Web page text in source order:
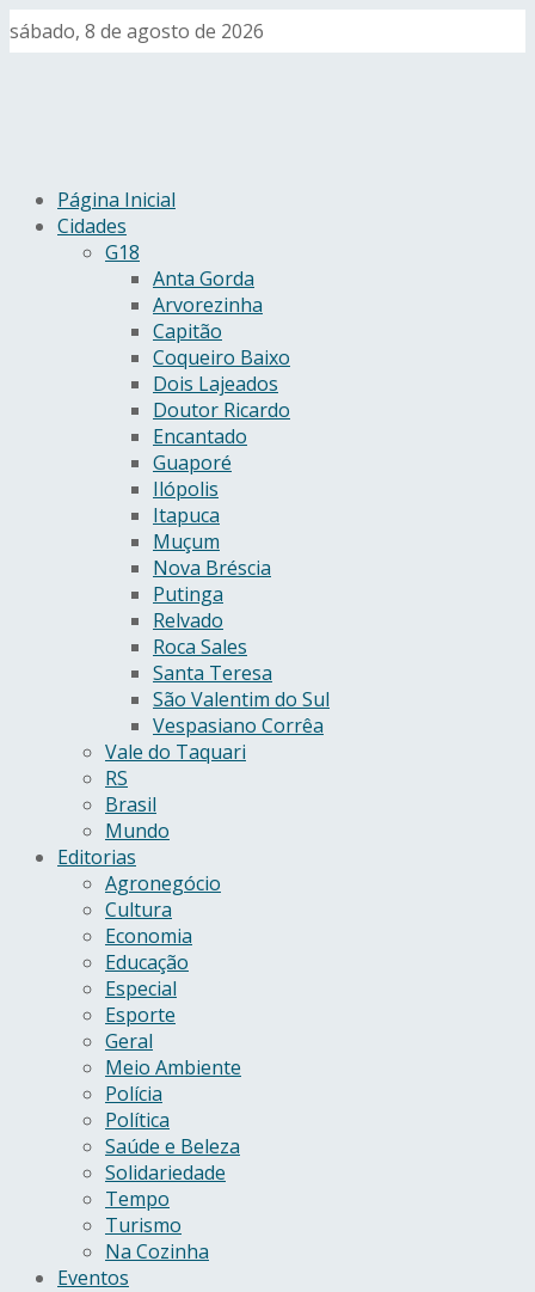
sábado, 8 de agosto de 2026
Página Inicial
Cidades
G18
Anta Gorda
Arvorezinha
Capitão
Coqueiro Baixo
Dois Lajeados
Doutor Ricardo
Encantado
Guaporé
Ilópolis
Itapuca
Muçum
Nova Bréscia
Putinga
Relvado
Roca Sales
Santa Teresa
São Valentim do Sul
Vespasiano Corrêa
Vale do Taquari
RS
Brasil
Mundo
Editorias
Agronegócio
Cultura
Economia
Educação
Especial
Esporte
Geral
Meio Ambiente
Polícia
Política
Saúde e Beleza
Solidariedade
Tempo
Turismo
Na Cozinha
Eventos